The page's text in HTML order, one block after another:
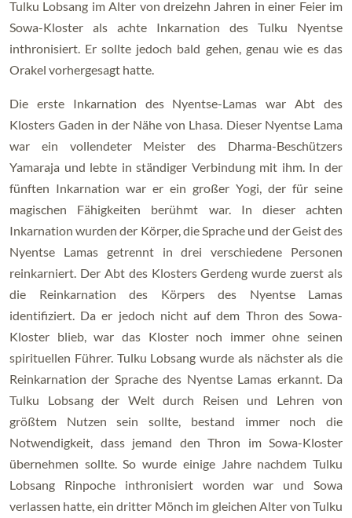
Tulku Lobsang im Alter von dreizehn Jahren in einer Feier im
Sowa-Kloster als achte Inkarnation des Tulku Nyentse
inthronisiert. Er sollte jedoch bald gehen, genau wie es das
Orakel vorhergesagt hatte.
Die erste Inkarnation des Nyentse-Lamas war Abt des
Klosters Gaden in der Nähe von Lhasa. Dieser Nyentse Lama
war ein vollendeter Meister des Dharma-Beschützers
Yamaraja und lebte in ständiger Verbindung mit ihm. In der
fünften Inkarnation war er ein großer Yogi, der für seine
magischen Fähigkeiten berühmt war. In dieser achten
Inkarnation wurden der Körper, die Sprache und der Geist des
Nyentse Lamas getrennt in drei verschiedene Personen
reinkarniert. Der Abt des Klosters Gerdeng wurde zuerst als
die Reinkarnation des Körpers des Nyentse Lamas
identifiziert. Da er jedoch nicht auf dem Thron des Sowa-
Kloster blieb, war das Kloster noch immer ohne seinen
spirituellen Führer. Tulku Lobsang wurde als nächster als die
Reinkarnation der Sprache des Nyentse Lamas erkannt. Da
Tulku Lobsang der Welt durch Reisen und Lehren von
größtem Nutzen sein sollte, bestand immer noch die
Notwendigkeit, dass jemand den Thron im Sowa-Kloster
übernehmen sollte. So wurde einige Jahre nachdem Tulku
Lobsang Rinpoche inthronisiert worden war und Sowa
verlassen hatte, ein dritter Mönch im gleichen Alter von Tulku